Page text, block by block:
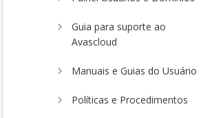
Guia para suporte ao
Avascloud
Manuais e Guias do Usuário
Políticas e Procedimentos